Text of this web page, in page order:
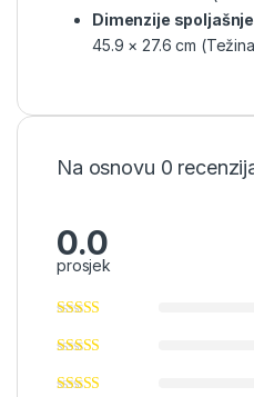
Dimenzije
45.9 × 27.6 cm
Na osnovu 0
0.0
prosjek